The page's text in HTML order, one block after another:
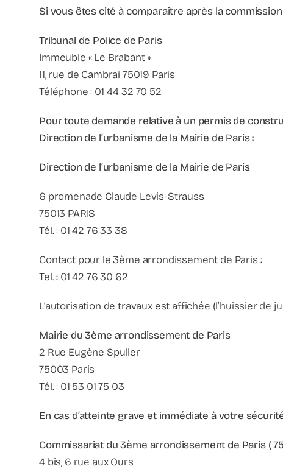
Si vous êtes cité à comparaître après la
Tribunal de Police de Paris
Immeuble « Le Brabant »
11, rue de Cambrai 75019 Paris
Téléphone : 01 44 32 70 52
Pour toute demande relative à un permis de
Direction de l’urbanisme de la Mairie de Paris :
Direction de l’urbanisme de la Mairie de Paris
6 promenade Claude Levis-Strauss
75013 PARIS
Tél. : 01 42 76 33 38
Contact pour le 3ème arrondissement de Paris :
Tel. : 01 42 76 30 62
L’autorisation de travaux est affichée (l’huissier
Mairie du 3ème arrondissement de Paris
2 Rue Eugène Spuller
75003 Paris
Tél. : 01 53 01 75 03
En cas d’atteinte grave et immédiate à votre
Commissariat du 3ème arrondissement de Paris (
4 bis, 6 rue aux Ours